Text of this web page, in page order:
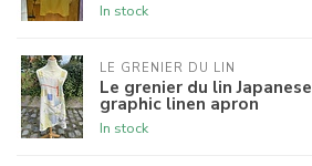
In stock
LE GRENIER DU LIN
Le grenier du lin Japanese
graphic linen apron
In stock